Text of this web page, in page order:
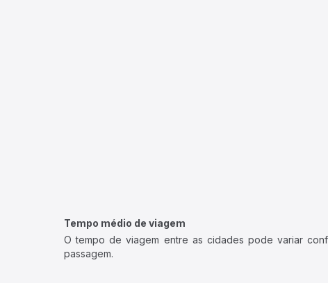
Tempo médio de viagem
O tempo de viagem entre as cidades pode variar
passagem.